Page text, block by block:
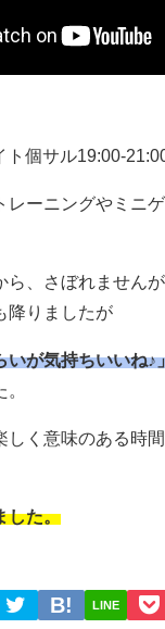
ト個サル19:00-
レーニングやミニ
ら、さぼれません
降りましたが
いが気持ちいいね♪
しく意味のある時
した。
LINE